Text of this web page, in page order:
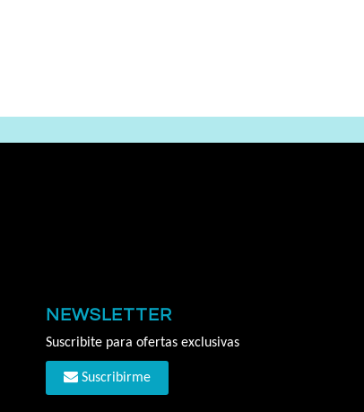
NEWSLETTER
Suscribite para ofertas exclusivas
Suscribirme